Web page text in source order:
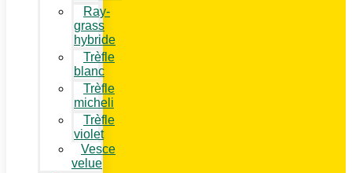
Ray-
grass
hybride
Trèfle
blanc
Trèfle
micheli
Trèfle
violet
Vesce
velue